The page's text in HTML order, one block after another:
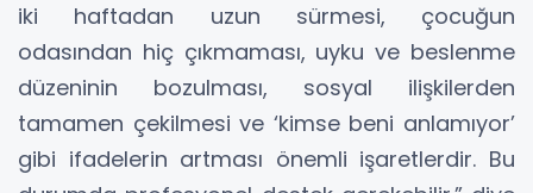
iki haftadan uzun sürmesi, çocuğun
odasından hiç çıkmaması, uyku ve beslenme
düzeninin bozulması, sosyal ilişkilerden
tamamen çekilmesi ve ‘kimse beni anlamıyor’
gibi ifadelerin artması önemli işaretlerdir. Bu